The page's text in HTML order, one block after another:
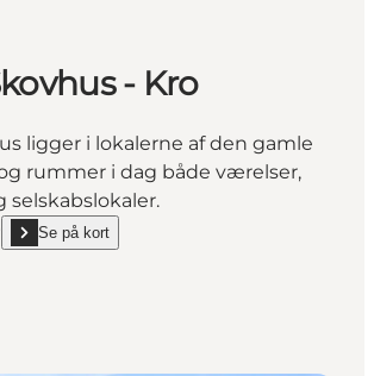
- Kro
ligger i lokalerne af den gamle
rummer i dag både værelser,
selskabslokaler.
Skovhus - Kro"
Se på kort
show Fårup Skovhus - Kro on_map